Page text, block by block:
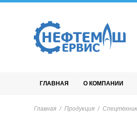
Skip
Сервис
ГЛАВНАЯ О КОМПАНИИ
Главная / Продукция /